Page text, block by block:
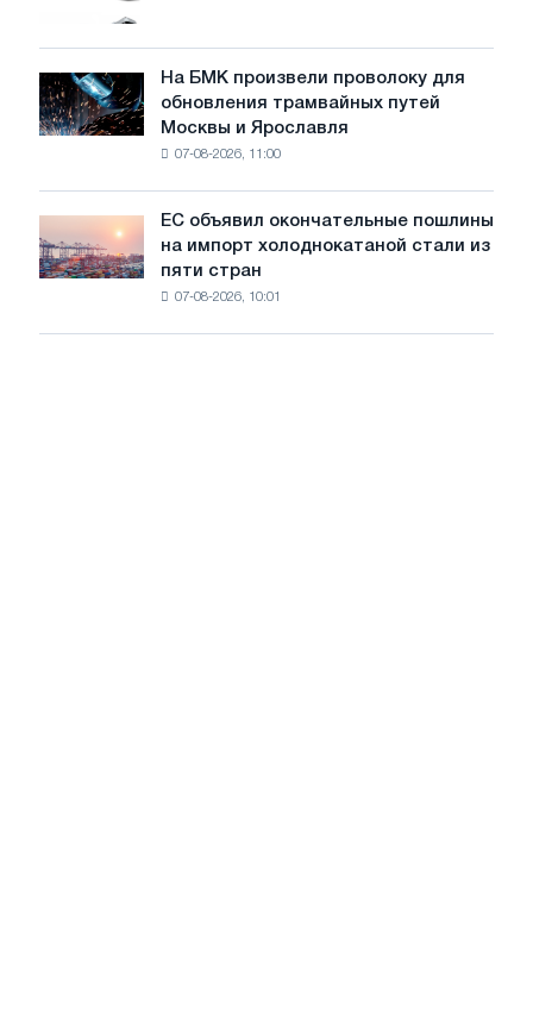
целей
обезуглероживания
грузовиков
в
июле
На
БМК
произвели
трамвайных
путей
Ярославля
На БМК произвели проволоку для
обновления трамвайных путей
Москвы и Ярославля
07-08-2026, 11:00
объявил
окончательные
ЕС объявил окончательные пошлины
на импорт холоднокатаной стали из
пяти стран
07-08-2026, 10:01